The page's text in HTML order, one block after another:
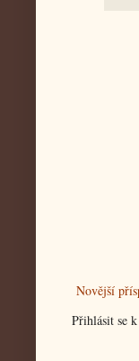
Novější
Přihlásit se